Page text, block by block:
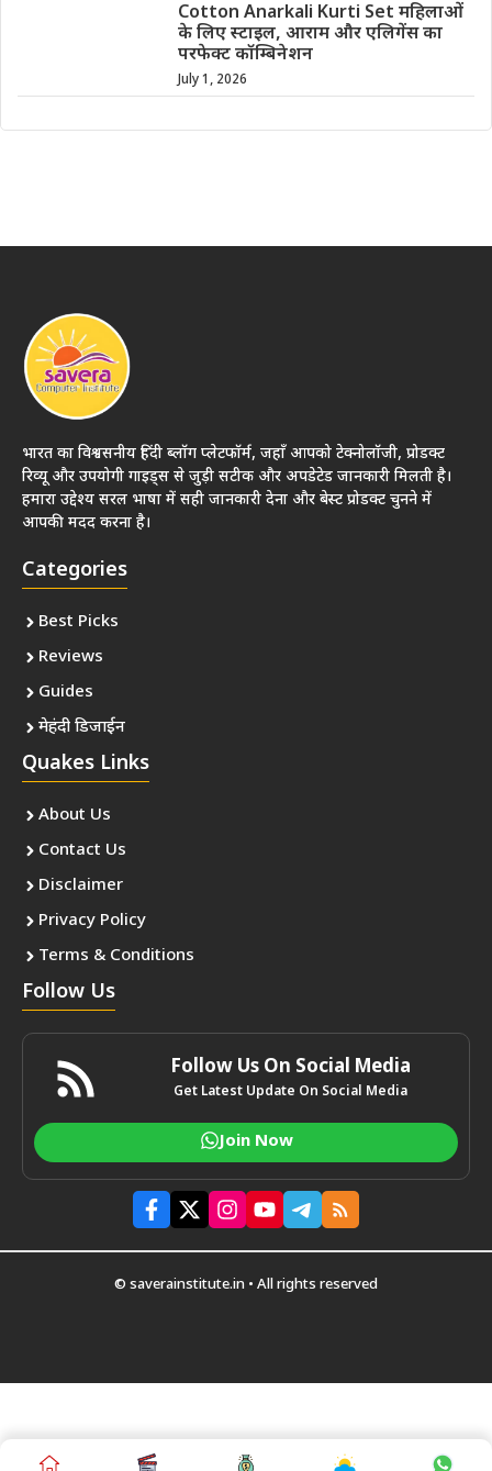
Cotton Anarkali Kurti Set महिलाओं
के लिए स्टाइल, आराम और एलिगेंस का
परफेक्ट कॉम्बिनेशन
July 1, 2026
भारत का विश्वसनीय हिंदी ब्लॉग प्लेटफॉर्म, जहाँ आपको टेक्नोलॉजी, प्रोडक्ट
रिव्यू और उपयोगी गाइड्स से जुड़ी सटीक और अपडेटेड जानकारी मिलती है।
हमारा उद्देश्य सरल भाषा में सही जानकारी देना और बेस्ट प्रोडक्ट चुनने में
आपकी मदद करना है।
Categories
Best Picks
Reviews
Guides
मेहंदी डिजाईन
Quakes Links
About Us
Contact Us
Disclaimer
Privacy Policy
Terms & Conditions
Follow Us
Follow Us On Social Media
Get Latest Update On Social Media
Join Now
© saverainstitute.in • All rights reserved